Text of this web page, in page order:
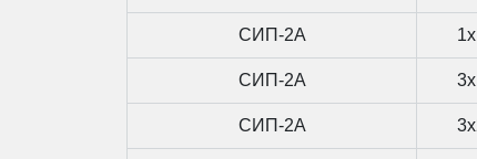
СИП-2А
СИП-2А
СИП-2А